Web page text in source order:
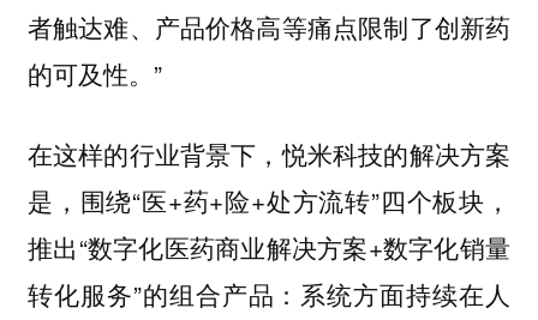
者触达难、产品价格高等痛点限制了创新药
的可及性。”
在这样的行业背景下，悦米科技的解决方案
是，围绕“医+药+险+处方流转”四个板块，
推出“数字化医药商业解决方案+数字化销量
转化服务”的组合产品：系统方面持续在人